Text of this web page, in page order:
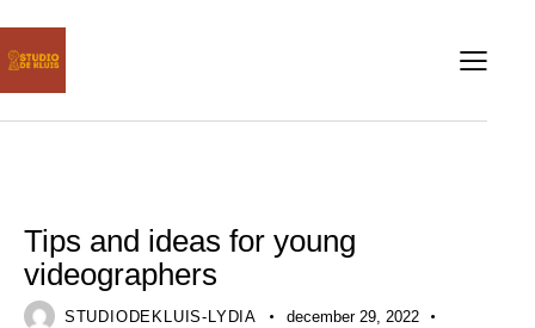
Tips and ideas for young
videographers
STUDIODEKLUIS-LYDIA
december 29, 2022